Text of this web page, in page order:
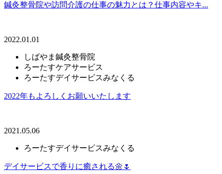
鍼灸整骨院や訪問介護の仕事の魅力とは？仕事内容やキ...
2022.01.01
しばやま鍼灸整骨院
ろーたすケアサービス
ろーたすデイサービスみなくる
2022年もよろしくお願いいたします
2021.05.06
ろーたすデイサービスみなくる
デイサービスで香りに癒される🌼🌷